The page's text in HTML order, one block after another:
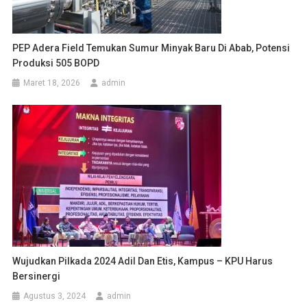
PEP Adera Field Temukan Sumur Minyak Baru Di Abab, Potensi
Produksi 505 BOPD
Maret 18, 2026 admin
Wujudkan Pilkada 2024 Adil Dan Etis, Kampus – KPU Harus
Bersinergi
Agustus 3, 2024 admin